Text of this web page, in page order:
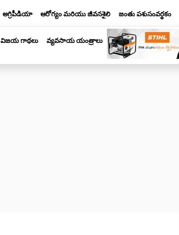
అగ్రిపీడియా ఆరోగ్యం మరియు జీవనశైలి జంతు పశుసంవర్ధకం
విజయ గాథలు వ్యవసాయ యంత్రాలు